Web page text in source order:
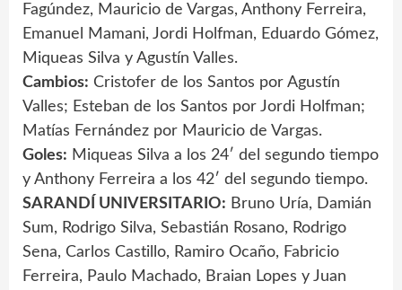
Fagúndez, Mauricio de Vargas, Anthony Ferreira,
Emanuel Mamani, Jordi Holfman, Eduardo Gómez,
Miqueas Silva y Agustín Valles.
Cambios: Cristofer de los Santos por Agustín
Valles; Esteban de los Santos por Jordi Holfman;
Matías Fernández por Mauricio de Vargas.
Goles: Miqueas Silva a los 24′ del segundo tiempo
y Anthony Ferreira a los 42′ del segundo tiempo.
SARANDÍ UNIVERSITARIO: Bruno Uría, Damián
Sum, Rodrigo Silva, Sebastián Rosano, Rodrigo
Sena, Carlos Castillo, Ramiro Ocaño, Fabricio
Ferreira, Paulo Machado, Braian Lopes y Juan